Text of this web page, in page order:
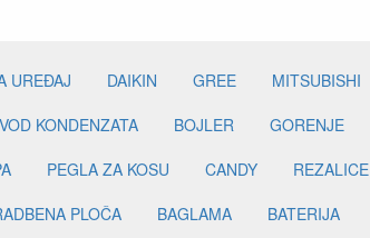
UREĐAJ DAIKIN GREE MITSUBISHI
KONDENZATA BOJLER GORENJE
PEGLA ZA KOSU CANDY REZALICE
PLOČA BAGLAMA BATERIJA